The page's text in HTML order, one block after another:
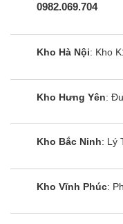
0982.069.704
Kho Hà Nội: Kho
Kho Hưng Yên:
Kho Bắc Ninh: Lý
Kho Vĩnh Phúc: